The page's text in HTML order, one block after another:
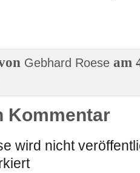
Gebhard Roese am
Kommentar
wird nicht